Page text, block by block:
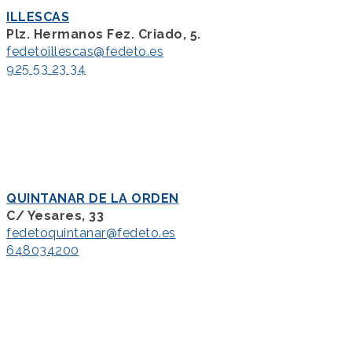
ILLESCAS
Plz. Hermanos Fez. Criado, 5.
fedetoillescas@fedeto.es
925 53 23 34
QUINTANAR DE LA ORDEN
C/ Yesares, 33
fedetoquintanar@fedeto.es
648034200